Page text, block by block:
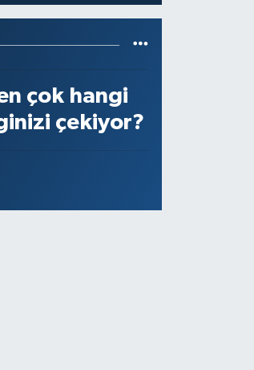
çok hangi
çekiyor?